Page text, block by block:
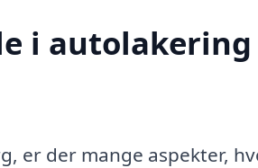
i autolakering
er der mange aspekter,